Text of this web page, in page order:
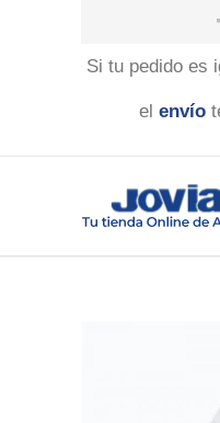
Si tu pedido es
el envío